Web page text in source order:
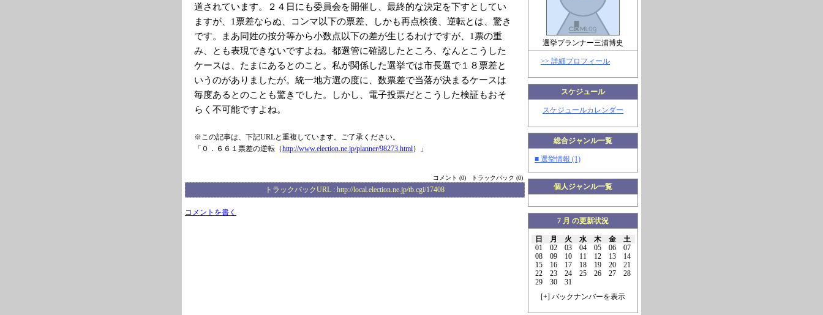
選挙プランナー三浦博史
>> 詳細プロフィール
スケジュール
スケジュールカレンダー
総合ジャンル一覧
■ 選挙情報 (1)
個人ジャンル一覧
7 月 の更新状況
日 月 火 水 木 金
土
01
02 03 04 05 06
07
08
09 10 11 12 13
14
15
16 17 18 19 20
21
22
23 24 25 26 27
28
29
30
31
[+] バックナンバーを表示
道されています。２４日にも委員会を開催し、最終的な決定を下すとしてい
ますが、1票差ならぬ、コンマ以下の票差、しかも再点検後、逆転とは、驚き
です。まあ同姓の按分等から小数点以下の差が生じるわけですが、1票の重
み、とも表現できないですよね。都選管に確認したところ、なんとこうした
ケースは、たまにあるとのこと。私が関係した選挙では市長選で１８票差と
いうのがありましたが。統一地方選の度に、数票差で当落が決まるケースは
毎度あるとのことも驚きでした。しかし、電子投票だとこうした検証もおそ
らく不可能ですよね。
※この記事は、下記URLと重複しています。ご了承ください。
「０．６６１票差の逆転（http://www.election.ne.jp/planner/98273.html）」
コメント (0) トラックバック (0)
トラックバックURL : http://local.election.ne.jp/tb.cgi/17408
コメントを書く